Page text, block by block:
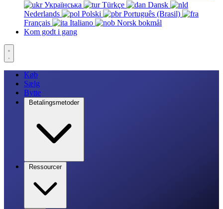
Українська
Türkçe
Dansk
Nederlands
Polski
Português (Brasil)
Français
Italiano
Norsk bokmål
Kom godt i gang
Køb
Sælg
Bytte
Betalingsmetoder
Ressourcer